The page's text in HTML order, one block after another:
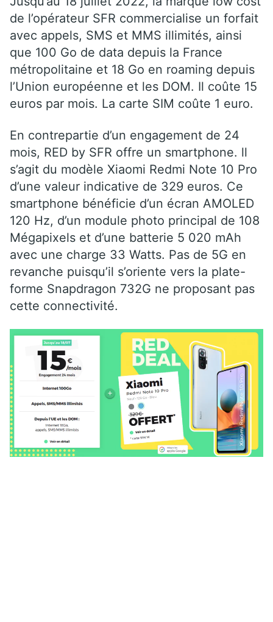
de l’opérateur SFR commercialise un forfait
avec appels, SMS et MMS illimités, ainsi
que 100 Go de data depuis la France
métropolitaine et 18 Go en roaming depuis
l’Union européenne et les DOM. Il coûte 15
euros par mois. La carte SIM coûte 1 euro.
En contrepartie d’un engagement de 24
mois, RED by SFR offre un smartphone. ll
s’agit du modèle Xiaomi Redmi Note 10 Pro
d’une valeur indicative de 329 euros. Ce
smartphone bénéficie d’un écran AMOLED
120 Hz, d’un module photo principal de 108
Mégapixels et d’une batterie 5 020 mAh
avec une charge 33 Watts. Pas de 5G en
revanche puisqu’il s’oriente vers la plate-
forme Snapdragon 732G ne proposant pas
cette connectivité.